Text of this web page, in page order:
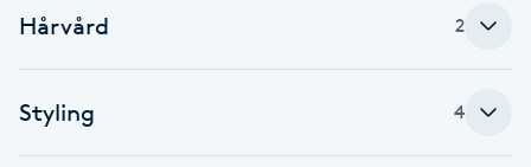
Babylights
Balayage
Hårvård 2
Styling 4